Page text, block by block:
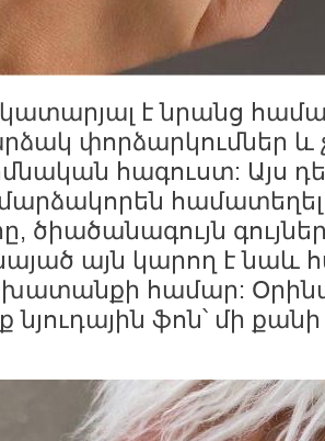
կատարյալ է նրանց
փորձարկումներ և
հագուստ: Այս
համատեղել
ծիածանագույն
այն կարող է նաև
համար:
ֆոն՝ մի